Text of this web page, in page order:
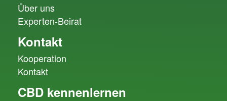
Über uns
Experten-Beirat
Kontakt
Kooperation
Kontakt
CBD kennenlernen